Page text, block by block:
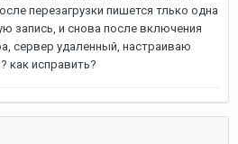
перезагрузки пишется тлько одна
запись, и снова после включения
сервер удаленный, настраиваю
как исправить?